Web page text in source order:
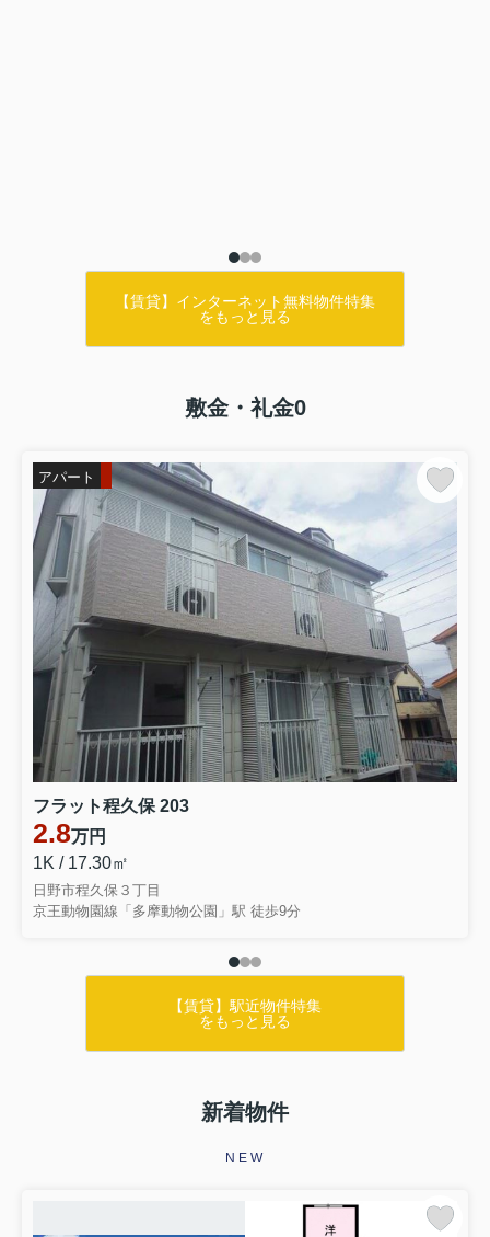
【賃貸】インターネット無料物件特集
をもっと見る
敷金・礼金0
アパート
フラット程久保 203
2.8万円
1K / 17.30㎡
日野市程久保３丁目
京王動物園線「多摩動物公園」駅 徒歩9分
【賃貸】駅近物件特集
をもっと見る
新着物件
NEW